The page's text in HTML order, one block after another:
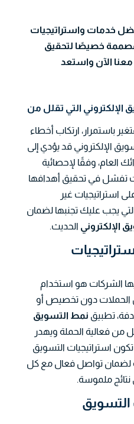
خدمات واستراتيجيات
خصيصًا لتحقيق
الآن واستعد
الإلكتروني التي تقلل من
باستمرار، ارتكاب أخطاء
الإلكتروني قد يؤدي إلى
العام، وفقًا لإحصائية
الشركات تفشل في تحقيق أهدافها
استراتيجيات غير
يجب عليك تجنبها لضمان
الإلكتروني الحديث.
الشركات هو استخدام
الحملات دون تخصيص أو
تطبيق نمط التسويق
من فعالية الحملة ويهدر
تكون استراتيجيات التسويق
لضمان تواصل فعال مع كل
ملموسة.
التسويق